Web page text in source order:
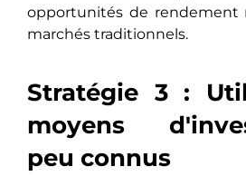
opportunités de rendement
marchés traditionnеls.
Stratégie 3 :
moyens
peu connus